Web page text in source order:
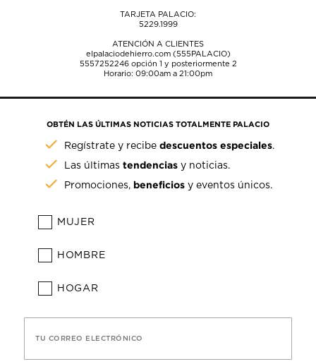
TARJETA PALACIO:
5229.1999
ATENCIÓN A CLIENTES
elpalaciodehierro.com (555PALACIO)
5557252246opción 1 y posteriormente 2
Horario: 09:00am a 21:00pm
OBTÉN LAS ÚLTIMAS NOTICIAS TOTALMENTE PALACIO
Regístrate y recibedescuentos especiales.
Las últimastendencias y noticias.
Promociones, beneficios y eventos únicos.
MUJER
HOMBRE
HOGAR
TU CORREO ELECTRÓNICO